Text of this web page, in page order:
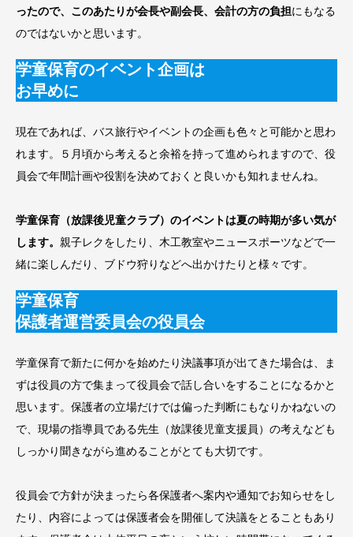
ったので、このあたりが会長や副会長、会計の方の負担にもなる
のではないかと思います。
学童保育のイベント企画は
お早めに
現在であれば、バス旅行やイベントの企画も色々と可能かと思わ
れます。５月頃から考えると余裕を持って進められますので、役
員会で年間計画や役割を決めておくと良いかも知れませんね。
学童保育（放課後児童クラブ）のイベントは夏の時期が多い気が
します。 親子レクをしたり、木工教室やニュースポーツなどで一
緒に楽しんだり、ブドウ狩りなどへ出かけたりと様々です。
学童保育
保護者運営委員会の役員会
学童保育で新たに何かを始めたり決議事項が出てきた場合は、ま
ずは役員の方で集まって役員会で話し合いをすることになるかと
思います。保護者の立場だけでは偏った判断にもなりかねないの
で、現場の指導員である先生（放課後児童支援員）の考えなども
しっかり聞きながら進めることがとても大切です。
役員会で方針が決まったら各保護者へ案内や通知でお知らせをし
たり、内容によっては保護者会を開催して決議をとることもあり